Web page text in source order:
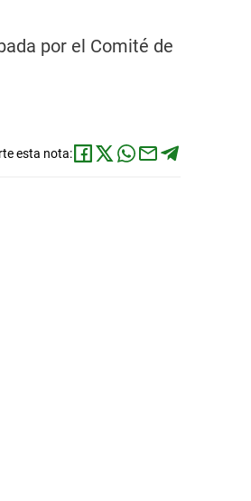
por el Comité de
esta nota: